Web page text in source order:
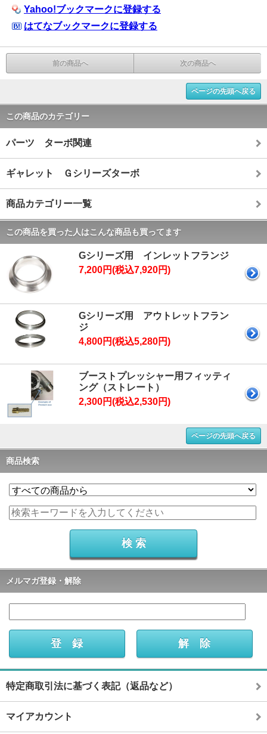
Yahoo!ブックマークに登録する
はてなブックマークに登録する
前の商品へ 次の商品へ
ページの先頭へ戻る
この商品のカテゴリー
パーツ ターボ関連
ギャレット Ｇシリーズターボ
商品カテゴリー一覧
この商品を買った人はこんな商品も買ってます
Gシリーズ用 インレットフランジ
7,200円(税込7,920円)
Gシリーズ用 アウトレットフラン
ジ
4,800円(税込5,280円)
ブーストプレッシャー用フィッティ
ング（ストレート）
2,300円(税込2,530円)
ページの先頭へ戻る
商品検索
メルマガ登録・解除
特定商取引法に基づく表記（返品など）
マイアカウント